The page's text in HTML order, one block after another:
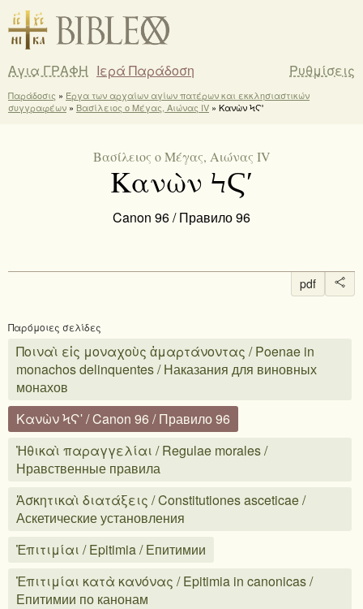
Αγια ΓΡΑΦΗ Ιερά Παράδοση Ρυθμίσεις
Παράδοσις » Έργα των αρχαίων αγίων πατέρων και εκκλησιαστικών
συγγραφέων » Βασίλειος ο Μέγας, Αιώνας IV » Κανὼν ϞϚʹ
Βασίλειος ο Μέγας, Αιώνας IV
Κανὼν ϞϚʹ
Canon 96 / Правило 96
pdf
Παρόμοιες σελίδες
Ποιναὶ εἰς μοναχοὺς ἁμαρτάνοντας / Poenae in
monachos delinquentes / Наказания для виновных
монахов
Κανὼν ϞϚʹ / Canon 96 / Правило 96
Ἠθικαὶ παραγγελίαι / Regulae morales /
Нравственные правила
Ἀσκητικαὶ διατάξεις / Constitutiones asceticae /
Аскетические установления
Ἐπιτιμίαι / Epitimia / Епитимии
Ἐπιτιμίαι κατὰ κανόνας / Epitimia in canonicas /
Епитимии по канонам